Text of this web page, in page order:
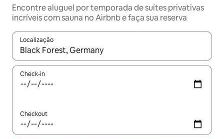
Encontre aluguel por temporada de suítes privativas
incríveis com sauna no Airbnb e faça sua reserva
Localização
Quando os resultados estiverem disponíveis, explore-os
Check-in
Checkout